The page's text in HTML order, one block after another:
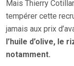
Mais Thierry
tempérer cette
jamais aux prix
l’huile d’olive, le
notamment.